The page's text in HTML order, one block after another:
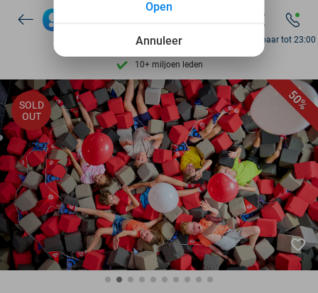
Ontdek 15.000+ deals
7 dagen per week beschikbaar
10+ miljoen leden
9,4 op basis van205.807 reviews
Ontdek 15.000+ deals
7 dagen per week beschikbaar
10+ miljoen leden
Bereikbaar tot 23:00
50%
SOLD
OUT
favorite_border
Annuleer
Open